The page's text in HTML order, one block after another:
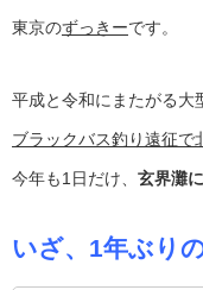
東京のずっきーです。
平成と令和にまたがる大
ブラックバス釣り遠征で
今年も1日だけ、 玄界灘
いざ、1年ぶり